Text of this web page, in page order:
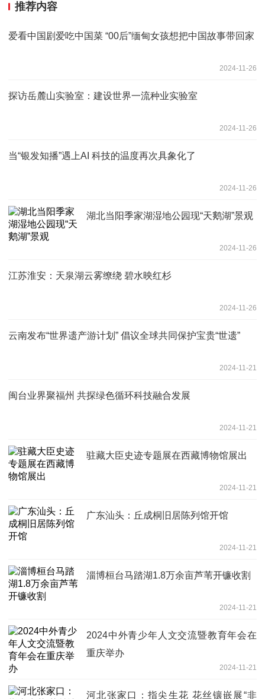
推荐内容
爱看中国剧爱吃中国菜 “00后”缅甸女孩想把中国故事带回家
2024-11-26
探访岳麓山实验室：建设世界一流种业实验室
2024-11-26
当“银发知播”遇上AI 科技的温度再次具象化了
2024-11-26
湖北当阳季家湖湿地公园现“天鹅湖”景观
2024-11-26
江苏淮安：天泉湖云雾缭绕 碧水映红杉
2024-11-26
云南发布“世界遗产游计划” 倡议全球共同保护宝贵“世遗”
2024-11-21
闽台业界聚福州 共探绿色循环科技融合发展
2024-11-21
驻藏大臣史迹专题展在西藏博物馆展出
2024-11-21
广东汕头：丘成桐旧居陈列馆开馆
2024-11-21
淄博桓台马踏湖1.8万余亩芦苇开镰收割
2024-11-21
2024中外青少年人文交流暨教育年会在
重庆举办
2024-11-21
河北张家口：指尖生花 花丝镶嵌展“非